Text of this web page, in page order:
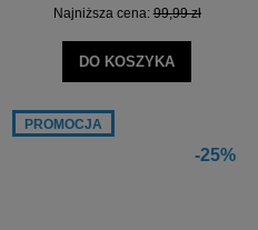
Najniższa cena:99,99 zł
DO KOSZYKA
-25%
PROMOCJA